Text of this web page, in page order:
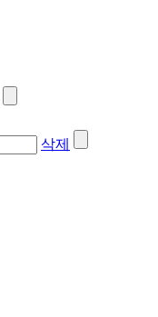
삭제